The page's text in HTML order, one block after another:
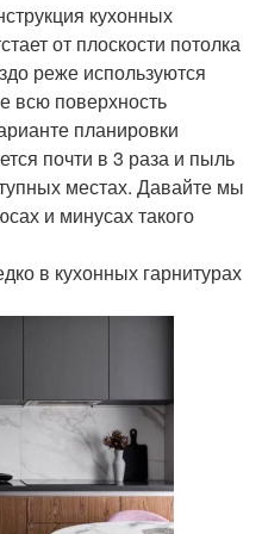
кухонных
от плоскости потолка
реже используются
всю поверхность
планировки
почти в 3 раза и пыль
местах. Давайте мы
и минусах такого
в кухонных гарнитурах